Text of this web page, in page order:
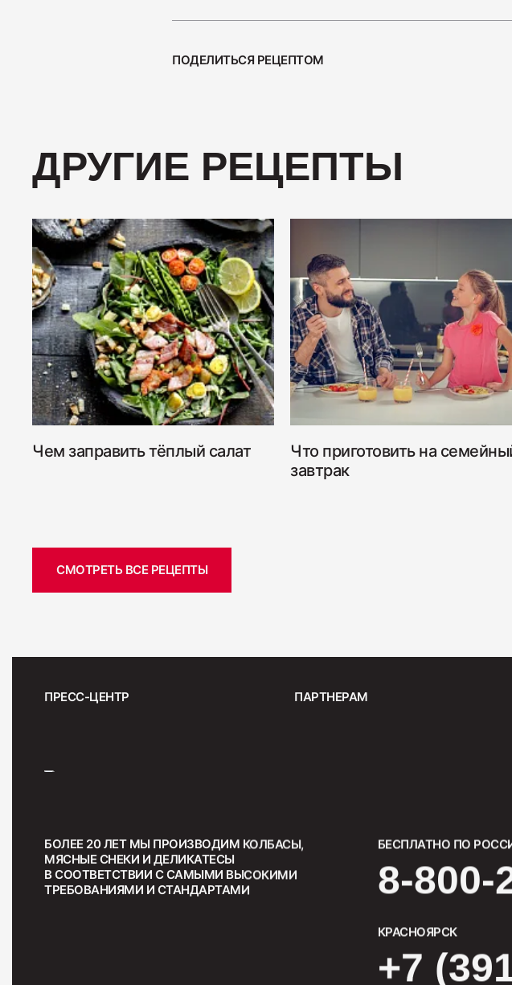
ПОДЕЛИТЬСЯ РЕЦЕПТОМ
ДРУГИЕ РЕЦЕПТЫ
Чем заправить тёплый салат
Что приготовить на
завтрак
СМОТРЕТЬ ВСЕ РЕЦЕПТЫ
ПРЕСС-ЦЕНТР ПАРТНЕРАМ
БОЛЕЕ 20 ЛЕТ МЫ ПРОИЗВОДИМ КОЛБАСЫ,
МЯСНЫЕ СНЕКИ И ДЕЛИКАТЕСЫ
В СООТВЕТСТВИИ С САМЫМИ ВЫСОКИМИ
ТРЕБОВАНИЯМИ И СТАНДАРТАМИ
БЕСПЛАТНО ПО
8-800-
КРАСНОЯРСК
+7